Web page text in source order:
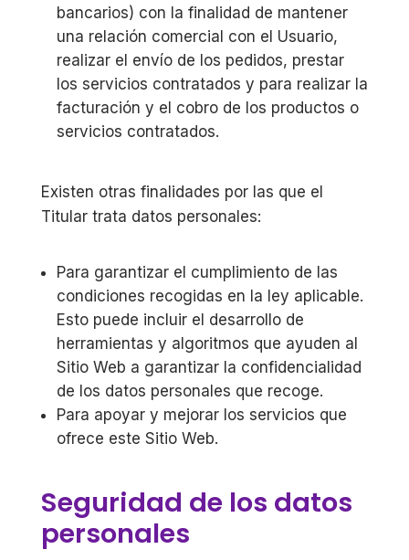
bancarios) con la finalidad de mantener
una relación comercial con el Usuario,
realizar el envío de los pedidos, prestar
los servicios contratados y para realizar la
facturación y el cobro de los productos o
servicios contratados.
Existen otras finalidades por las que el
Titular trata datos personales:
Para garantizar el cumplimiento de las
condiciones recogidas en la ley aplicable.
Esto puede incluir el desarrollo de
herramientas y algoritmos que ayuden al
Sitio Web a garantizar la confidencialidad
de los datos personales que recoge.
Para apoyar y mejorar los servicios que
ofrece este Sitio Web.
Seguridad de los datos
personales